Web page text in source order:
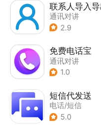
联系人导入导
通讯对讲
2.9
免费电话宝
通讯对讲
1.0
短信代发送
电话/短信
5.0